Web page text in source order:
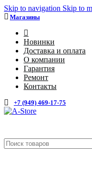
Skip to navigation Skip to
Магазины
Новинки
Доставка и оплата
О компании
Гарантия
Ремонт
Контакты
+7 (949) 469-17-75